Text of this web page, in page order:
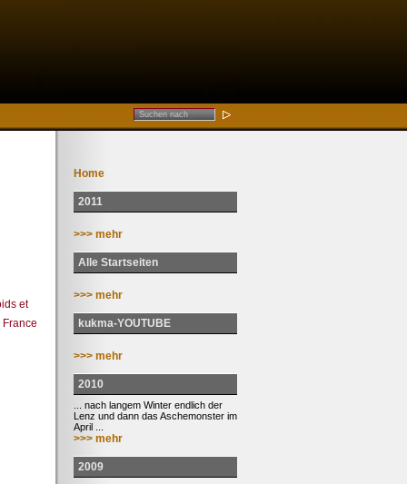
et
Home
2011
>>> mehr
Alle Startseiten
>>> mehr
kukma-YOUTUBE
>>> mehr
2010
... nach langem Winter endlich der
Lenz und dann das Aschemonster im
April ...
>>> mehr
2009